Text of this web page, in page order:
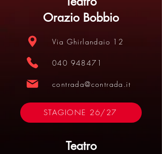
Orazio Bobbio
Via Ghirlandaio 12
040 948471
contrada@contrada.it
STAGIONE 26/27
Teatro